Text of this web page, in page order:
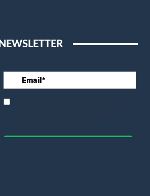
NEWSLETTER